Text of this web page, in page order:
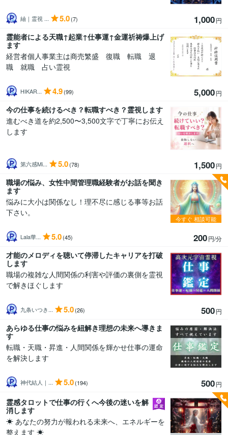
紬｜霊視 ... 5.0(7) 1,000円
霊能者による天職↑起業↑仕事運↑金運祈祷爆上げ
ます
経営者個人事業主は商売繁盛 復職 転職 退
職 就職 占い霊視
HIKAR... 4.9(99) 5,000円
今の仕事を続けるべき？転職すべき？霊視します
進むべき道を約2,500〜3,500文字で丁寧にお伝え
します
第六感Mi... 5.0(78) 1,500円
職場の悩み、女性中間管理職経験者がお話を聞き
ます
悩みに大小は関係なし！理不尽に感じる事等お話
下さい。
Lala華... 5.0(45) 200円/分
今すぐ 相談可能
才能のメロディを聴いて停滞したキャリアを打破
します
職場の複雑な人間関係の利害や評価の裏側を霊視
で解きほぐします
九条いつき... 5.0(26) 500円
あらゆる仕事の悩みを紐解き理想の未来へ導きま
す
転職・天職・昇進・人間関係を輝かせ仕事の運命
を解決します
神代結人｜... 5.0(194) 500円
霊感タロットで仕事の行くへ今後の迷いを解
消します
☀ あなたの努力が報われる未来へ、エネルギーを
整えます ☀